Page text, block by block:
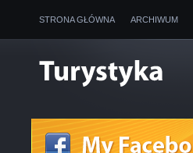
STRONA GŁÓWNA ARCHIWUM